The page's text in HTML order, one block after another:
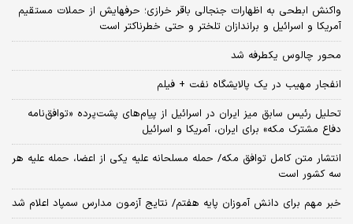
واکنش ابطحی به اظهارات جنجالی باقر خرازی؛ حرفهایش از حملات مستقیم
آمریکا و اسرائیل و براندازان تلختر و حتی خطرناکتر است
محور چالوس یکطرفه شد
انفجار مهیب در یک پالایشگاه نفت + فیلم
تحلیل رئیس سابق میز ایران در اسرائیل از پیام‌های پشت‌پرده «توافق‌نامه
دفاع مشترک مکه» برای ایران، آمریکا و اسرائیل
انتشار متن کامل توافق مکه/ حمله مسلحانه علیه یکی از اعضا، حمله علیه هر
سه کشور است
خبر مهم برای دانش آموزان پایه هفتم/ نتایج آزمون مدارس سمپاد اعلام شد